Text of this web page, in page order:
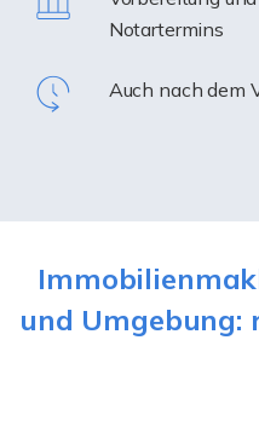
Notartermins
Auch nach dem
und Umgebung: